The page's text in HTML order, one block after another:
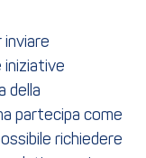
della
partecipa come
richiedere